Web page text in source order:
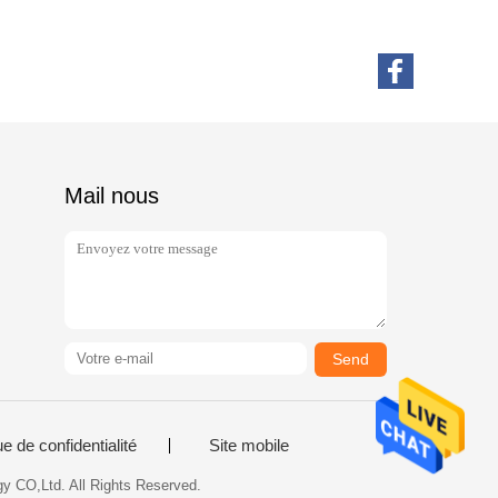
Mail nous
Send
de confidentialité Site mobile
CO,Ltd. All Rights Reserved.